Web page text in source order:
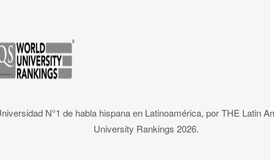
N°1 de habla hispana en Latinoamérica, por THE Latin
University Rankings 2026.